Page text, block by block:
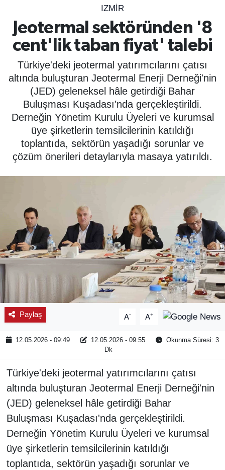
IZMIR
Jeotermal sektöründen '8
cent'lik taban fiyat' talebi
Türkiye'deki jeotermal yatırımcılarını çatısı
altında buluşturan Jeotermal Enerji Derneği'nin
(JED) geleneksel hâle getirdiği Bahar
Buluşması Kuşadası'nda gerçekleştirildi.
Derneğin Yönetim Kurulu Üyeleri ve kurumsal
üye şirketlerin temsilcilerinin katıldığı
toplantıda, sektörün yaşadığı sorunlar ve
çözüm önerileri detaylarıyla masaya yatırıldı.
Paylaş A- A+
12.05.2026 - 09:49 12.05.2026 - 09:55
Okunma Süresi: 3
Dk
Türkiye'deki jeotermal yatırımcılarını çatısı
altında buluşturan Jeotermal Enerji Derneği'nin
(JED) geleneksel hâle getirdiği Bahar
Buluşması Kuşadası'nda gerçekleştirildi.
Derneğin Yönetim Kurulu Üyeleri ve kurumsal
üye şirketlerin temsilcilerinin katıldığı
toplantıda, sektörün yaşadığı sorunlar ve
ÇEVRE
YAŞAM
BİLİM - TEKNOLOJİ
KADIN
KÜLTÜR SANAT